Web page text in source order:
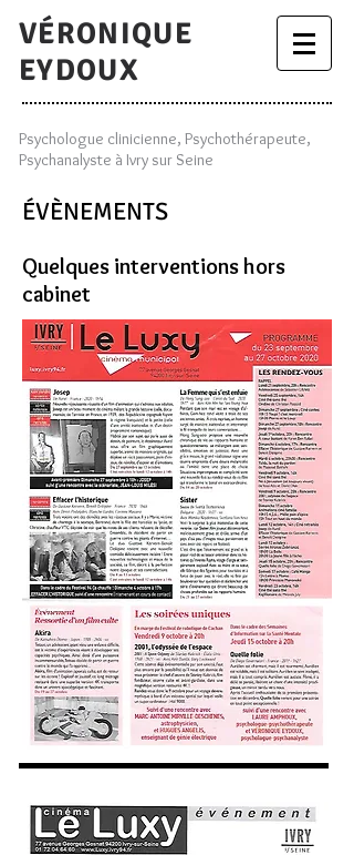
VÉRONIQUE
EYDOUX
Psychologue clinicienne, Psychothérapeute,
Psychanalyste à Ivry sur Seine
ÉVÈNEMENTS
Quelques interventions hors
cabinet